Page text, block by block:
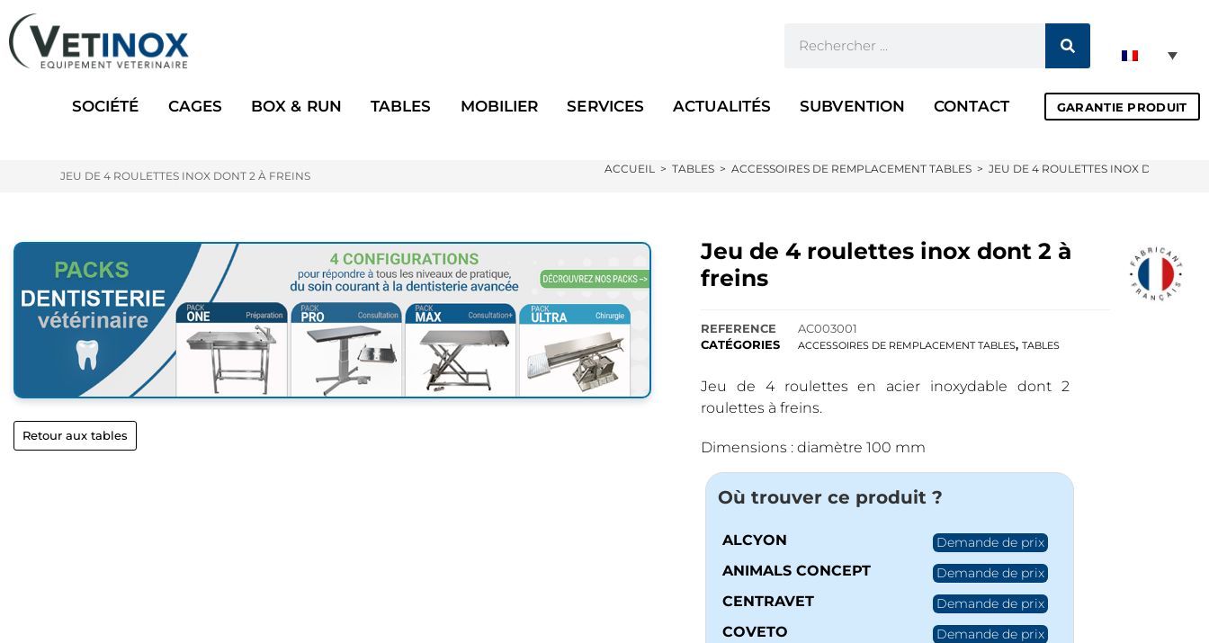
SOCIÉTÉ CAGES BOX & RUN TABLES MOBILIER SERVICES ACTUALITÉS SUBVENTION CONTACT GARANTIE PRODUIT
JEU DE 4 ROULETTES INOX DONT 2 À FREINS
ACCUEIL > TABLES > ACCESSOIRES DE REMPLACEMENT TABLES > JEU DE 4 ROULETTES INOX DONT 2 À
Retour aux tables
Jeu de 4 roulettes inox dont 2 à
freins
REFERENCE
AC003001
CATÉGORIES
ACCESSOIRES DE REMPLACEMENT TABLES,TABLES
Jeu de 4 roulettes en acier inoxydable dont 2
roulettes à freins.
Dimensions : diamètre 100 mm
Où trouver ce produit ?
ALCYON Demande de prix
ANIMALS CONCEPT Demande de prix
CENTRAVET Demande de prix
COVETO Demande de prix